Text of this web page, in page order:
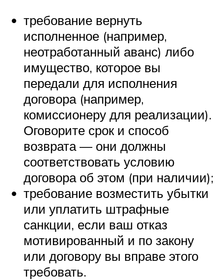
требование вернуть
исполненное (например,
неотработанный аванс) либо
имущество, которое вы
передали для исполнения
договора (например,
комиссионеру для реализации).
Оговорите срок и способ
возврата — они должны
соответствовать условию
договора об этом (при наличии);
требование возместить убытки
или уплатить штрафные
санкции, если ваш отказ
мотивированный и по закону
или договору вы вправе этого
требовать.